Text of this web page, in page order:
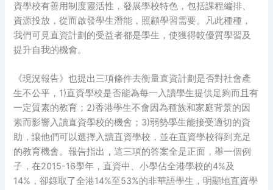
資學校有善用制度靈活性，發展學校特色，包括課程編排、
資源投放，從而啟發學生潛能，照顧學習需要。凡此種種，
我們可見直資計劃的受益者都是學生，使獲得較優質學習及
提升自我的機會。
《現況報告》也提出三項條件去衡量直資計劃是否對社會產
生不公平，1)直資學校是否能為每一入讀學生提供足夠而且有
一定質素的教育；2)香港學生不會因為種族和家庭背景的因
素而影響入讀直資學校的機會；3)弱勢學生能接受適切的資
助，讓他們可以選擇入讀直資學校，並在直資學校得到充足
的教育機會。報告指出，這三項的答案全是正面，舉一個例
子，在2015-16學年，直資中、小學佔全港學校的4%及
14%，卻錄取了全港14%至53%的非華語學生，明顯地直資學